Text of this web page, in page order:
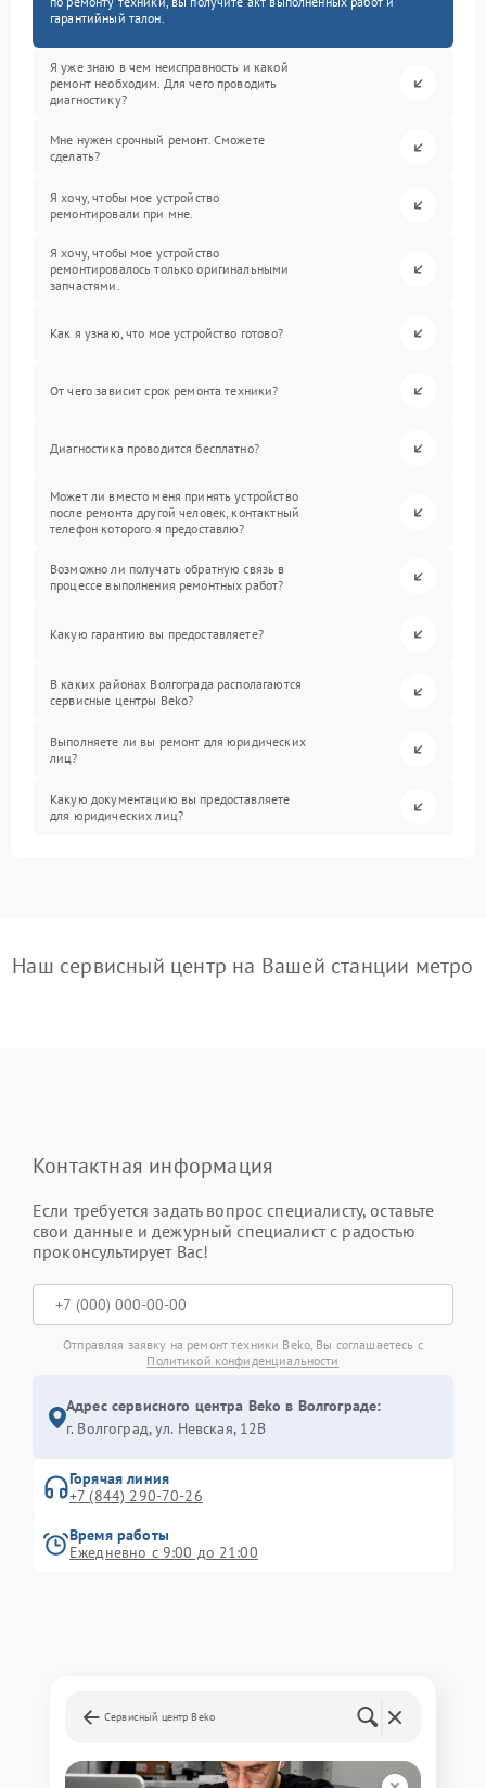
гарантийный талон.
Я уже знаю в чем неисправность и какой
ремонт необходим. Для чего проводить
диагностику?
Мне нужен срочный ремонт. Сможете
сделать?
Я хочу, чтобы мое устройство
ремонтировали при мне.
Я хочу, чтобы мое устройство
ремонтировалось только оригинальными
запчастями.
Как я узнаю, что мое устройство готово?
От чего зависит срок ремонта техники?
Диагностика проводится бесплатно?
Может ли вместо меня принять устройство
после ремонта другой человек, контактный
телефон которого я предоставлю?
Возможно ли получать обратную связь в
процессе выполнения ремонтных работ?
Какую гарантию вы предоставляете?
В каких районах Волгограда располагаются
сервисные центры Beko?
Выполняете ли вы ремонт для юридических
лиц?
Какую документацию вы предоставляете
для юридических лиц?
Наш сервисный центр на Вашей станции метро
Контактная информация
Если требуется задать вопрос специалисту, оставьте
свои данные и дежурный специалист с радостью
проконсультирует Вас!
Отправляя заявку на ремонт техники Beko, Вы соглашаетесь с
Политикой конфиденциальности
Адрес сервисного центра Beko в Волгограде:
г. Волгоград, ул. Невская, 12В
Горячая линия
+7 (844) 290-70-26
Время работы
Ежедневно с 9:00 до 21:00
Сервисный центр Beko